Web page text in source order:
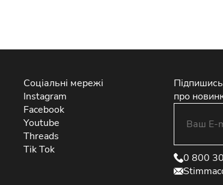
Соціальні мережі
Instagram
Facebook
Youtube
Threads
Tik Tok
про
0 800